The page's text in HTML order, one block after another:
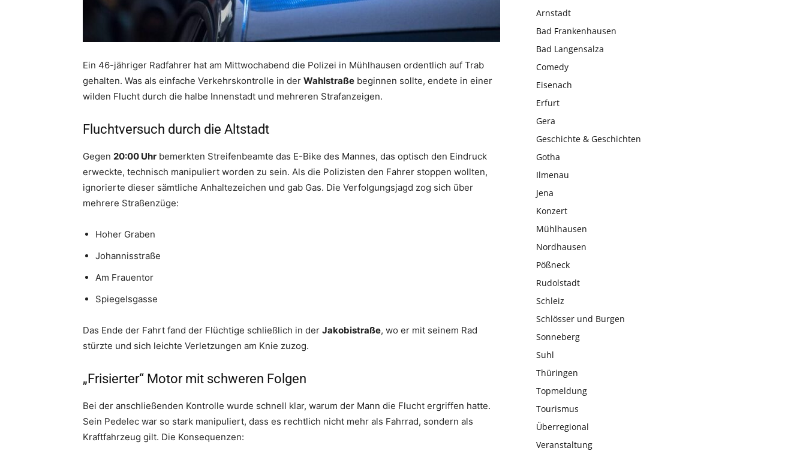
Ein 46-jähriger Radfahrer hat am Mittwochabend die Polizei in Mühlhausen ordentlich auf Trab
gehalten. Was als einfache Verkehrskontrolle in der Wahlstraße beginnen sollte, endete in einer
wilden Flucht durch die halbe Innenstadt und mehreren Strafanzeigen.
Fluchtversuch durch die Altstadt
Gegen 20:00 Uhr bemerkten Streifenbeamte das E-Bike des Mannes, das optisch den Eindruck
erweckte, technisch manipuliert worden zu sein. Als die Polizisten den Fahrer stoppen wollten,
ignorierte dieser sämtliche Anhaltezeichen und gab Gas. Die Verfolgungsjagd zog sich über
mehrere Straßenzüge:
Hoher Graben
Johannisstraße
Am Frauentor
Spiegelsgasse
Das Ende der Fahrt fand der Flüchtige schließlich in der Jakobistraße, wo er mit seinem Rad
stürzte und sich leichte Verletzungen am Knie zuzog.
„Frisierter“ Motor mit schweren Folgen
Bei der anschließenden Kontrolle wurde schnell klar, warum der Mann die Flucht ergriffen hatte.
Sein Pedelec war so stark manipuliert, dass es rechtlich nicht mehr als Fahrrad, sondern als
Kraftfahrzeug gilt. Die Konsequenzen:
Arnstadt
Bad Frankenhausen
Bad Langensalza
Comedy
Eisenach
Erfurt
Gera
Geschichte & Geschichten
Gotha
Ilmenau
Jena
Konzert
Mühlhausen
Nordhausen
Pößneck
Rudolstadt
Schleiz
Schlösser und Burgen
Sonneberg
Suhl
Thüringen
Topmeldung
Tourismus
Überregional
Veranstaltung